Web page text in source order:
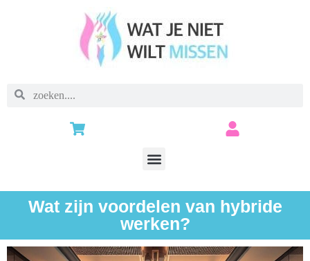
Wat zijn voordelen van hybride
werken?